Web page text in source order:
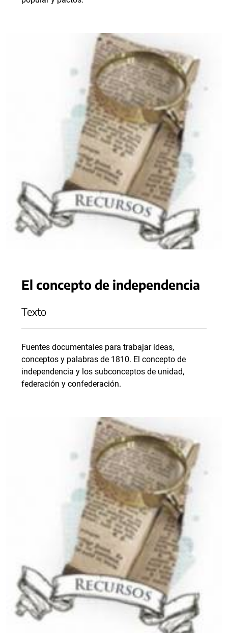
El concepto de independencia
Texto
Fuentes documentales para trabajar ideas,
conceptos y palabras de 1810. El concepto de
independencia y los subconceptos de unidad,
federación y confederación.